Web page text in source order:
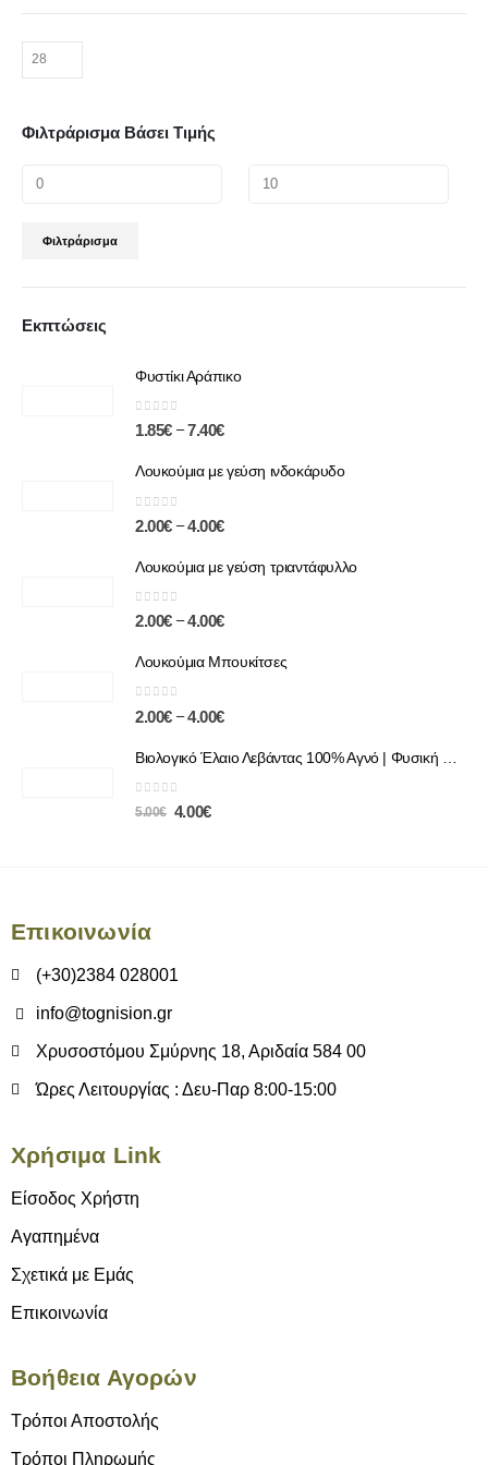
Φιλτράρισμα Βάσει Τιμής
Φιλτράρισμα
Εκπτώσεις
Φυστίκι Αράπικο
0 out of 5
1.85€ – 7.40€
Λουκούμια με γεύση ινδοκάρυδο
0out of 5
2.00€ – 4.00€
Λουκούμια με γεύση τριαντάφυλλο
0out of 5
2.00€ – 4.00€
Λουκούμια Μπουκίτσες
0out of 5
2.00€ – 4.00€
0 out of 5
5.00€ 4.00€
Επικοινωνία
(+30)2384 028001
info@tognision.gr
Χρυσοστόμου Σμύρνης 18, Αριδαία 584 00
Ώρες Λειτουργίας : Δευ-Παρ 8:00-15:00
Χρήσιμα Link
Είσοδος Χρήστη
Αγαπημένα
Σχετικά με Εμάς
Επικοινωνία
Βοήθεια Αγορών
Τρόποι Αποστολής
Τρόποι Πληρωμής